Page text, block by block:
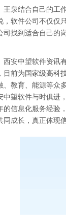
王泉结合自己的工
，软件公司不仅仅
司找到适合自己的岗
西安中望软件资讯
目前为国家级高科
、教育、能源等众
中望软件与时俱进
的信息化服务经验
同成长，真正体现